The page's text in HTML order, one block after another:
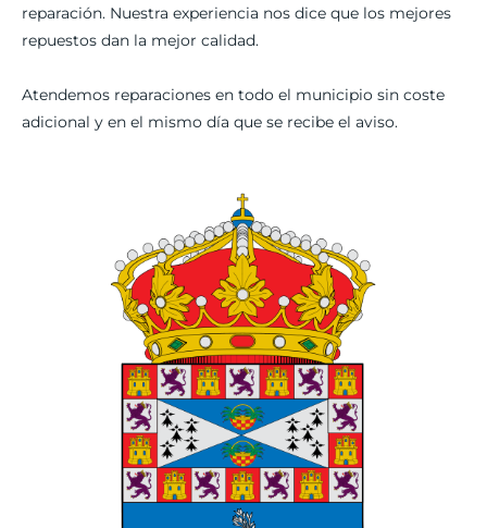
reparación. Nuestra experiencia nos dice que los mejores
repuestos dan la mejor calidad.
Atendemos reparaciones en todo el municipio sin coste
adicional y en el mismo día que se recibe el aviso.